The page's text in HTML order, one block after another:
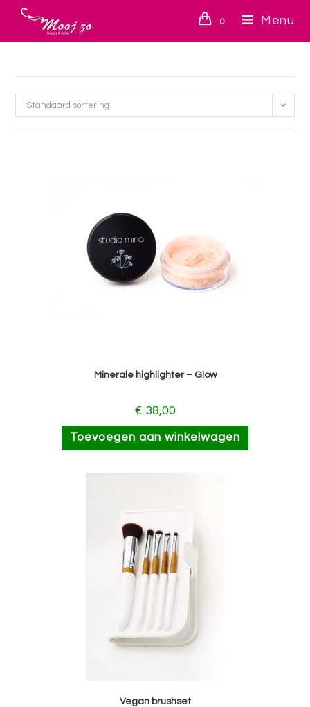
0 Menu
Standaard sortering
Minerale highlighter – Glow
€ 38,00
Toevoegen aan winkelwagen
Vegan brushset